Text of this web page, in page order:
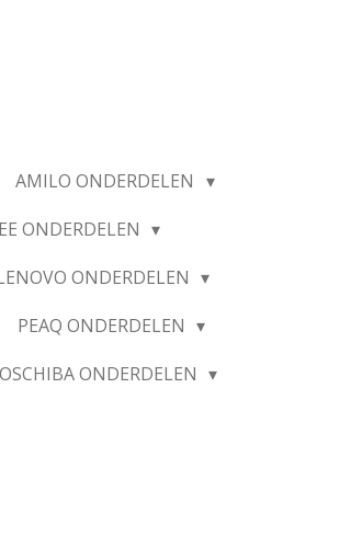
AMILO ONDERDELEN
ONDERDELEN
ONDERDELEN
PEAQ ONDERDELEN
ONDERDELEN